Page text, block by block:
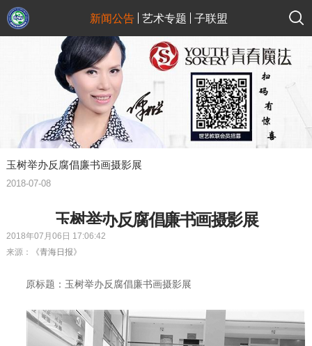
新闻公告 艺术专题 子联盟
玉树举办反腐倡廉书画摄影展
2018-07-08
玉树举办反腐倡廉书画摄影展
2018年07月06日 17:06:42
来源：
《青海日报》
原标题：玉树举办反腐倡廉书画摄影展